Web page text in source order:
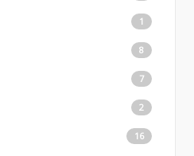
1
8
7
2
16